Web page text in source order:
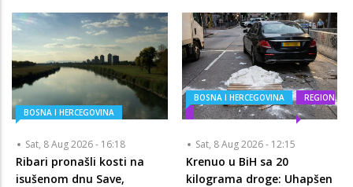
BOSNA I HERCEGOVINA
Sat, 8 Aug 2026 - 16:18
Ribari pronašli kosti na
isušenom dnu Save,
BOSNA I HERCEGOVINA REGION
Sat, 8 Aug 2026 - 12:15
Krenuo u BiH sa 20
kilograma droge: Uhapšen